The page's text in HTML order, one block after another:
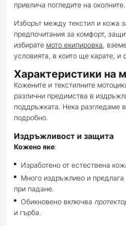
привлича погледите на околните.
Изборът между текстил и кожа
предпочитания за комфорт,
избирате мото екипировка,
условията, в които ще карате, и
Характеристики на
Кожените и текстилните
различни предимства в
поддръжката. Нека разгледаме
подробно.
Издръжливост и защита
Кожено яке:
Изработено от естествена
Много издръжливо и
при падане.
Обикновено включва
и гърба.